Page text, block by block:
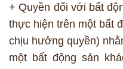
+ Quyền đối với bất
thực hiện trên một bất
chịu hưởng quyền)
một bất động sản